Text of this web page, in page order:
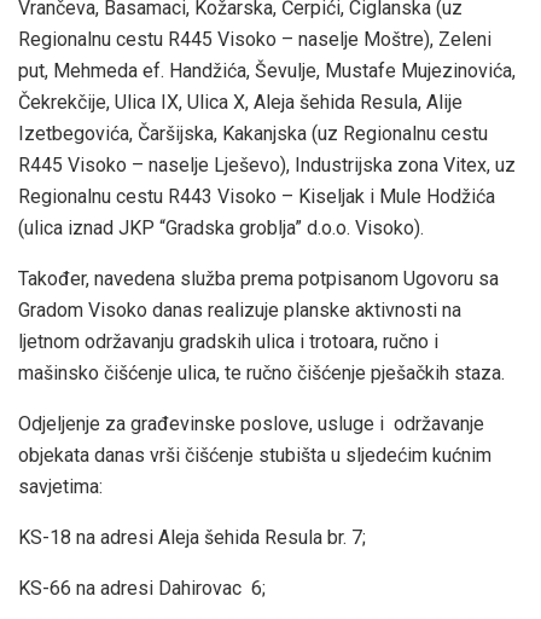
Vrančeva, Basamaci, Kožarska, Čerpići, Ciglanska (uz
Regionalnu cestu R445 Visoko – naselje Moštre), Zeleni
put, Mehmeda ef. Handžića, Ševulje, Mustafe Mujezinovića,
Čekrekčije, Ulica IX, Ulica X, Aleja šehida Resula, Alije
Izetbegovića, Čaršijska, Kakanjska (uz Regionalnu cestu
R445 Visoko – naselje Lješevo), Industrijska zona Vitex, uz
Regionalnu cestu R443 Visoko – Kiseljak i Mule Hodžića
(ulica iznad JKP “Gradska groblja” d.o.o. Visoko).
Također, navedena služba prema potpisanom Ugovoru sa
Gradom Visoko danas realizuje planske aktivnosti na
ljetnom održavanju gradskih ulica i trotoara, ručno i
mašinsko čišćenje ulica, te ručno čišćenje pješačkih staza.
Odjeljenje za građevinske poslove, usluge i održavanje
objekata danas vrši čišćenje stubišta u sljedećim kućnim
savjetima:
KS-18 na adresi Aleja šehida Resula br. 7;
KS-66 na adresi Dahirovac 6;